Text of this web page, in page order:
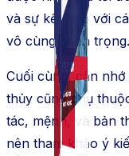
và sự kết hợp với
vô cùng quan trọng.
Cuối cùng, cần
thủy cũng phụ
tác, mệnh, và bản
nên tham khảo ý